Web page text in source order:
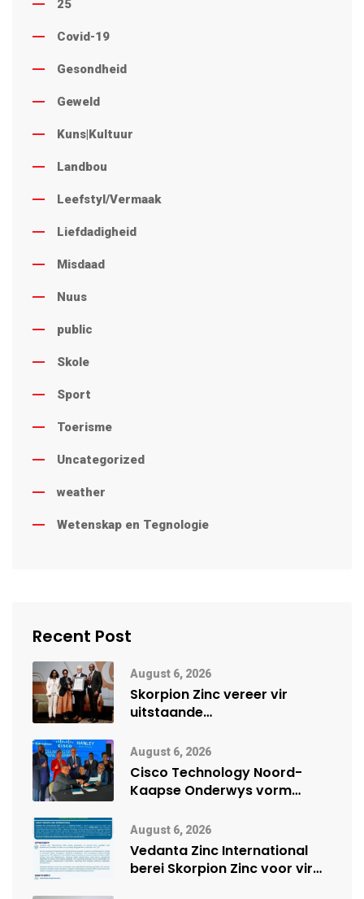
25
Covid-19
Gesondheid
Geweld
Kuns|Kultuur
Landbou
Leefstyl/Vermaak
Liefdadigheid
Misdaad
Nuus
public
Skole
Sport
Toerisme
Uncategorized
weather
Wetenskap en Tegnologie
Recent Post
August 6, 2026
Skorpion Zinc vereer vir
uitstaande
Namibië Mynbou Ekspo
August 6, 2026
Cisco Technology Noord-
Kaapse Onderwys vorm
vennootskap
August 6, 2026
Vedanta Zinc International
berei Skorpion Zinc voor vir